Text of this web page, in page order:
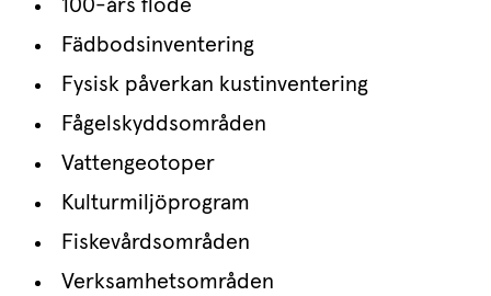
100-års flöde
Fädbodsinventering
Fysisk påverkan kustinventering
Fågelskyddsområden
Vattengeotoper
Kulturmiljöprogram
Fiskevårdsområden
Verksamhetsområden